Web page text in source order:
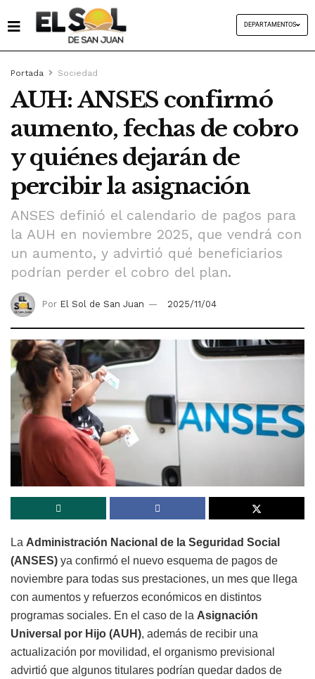
DEPARTAMENTOS
Portada Sociedad
AUH: ANSES confirmó
aumento, fechas de cobro
y quiénes dejarán de
percibir la asignación
ANSES definió el calendario de pagos para
la AUH en noviembre 2025, que vendrá con
un aumento, y advirtió qué beneficiarios
podrían perder el cobro del plan.
Por El Sol de San Juan 2025/11/04
La Administración Nacional de la Seguridad Social
(ANSES) ya confirmó el nuevo esquema de pagos de
noviembre para todas sus prestaciones, un mes que llega
con aumentos y refuerzos económicos en distintos
programas sociales. En el caso de la Asignación
Universal por Hijo (AUH), además de recibir una
actualización por movilidad, el organismo previsional
advirtió que algunos titulares podrían quedar dados de